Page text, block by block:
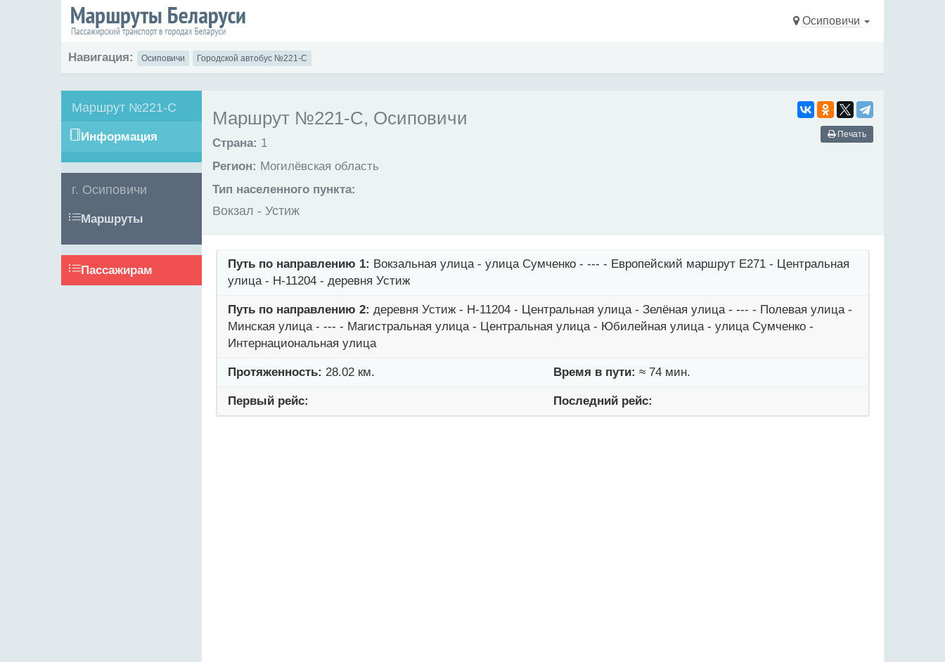
Осиповичи
Навигация: Осиповичи Городской автобус №221-С
Маршрут №221-С
Информация
г. Осиповичи
Маршруты
Пассажирам
Печать
Маршрут №221-С, Осиповичи
Страна: 1
Регион: Могилёвская область
Тип населенного пункта:
Вокзал - Устиж
Путь по направлению 1: Вокзальная улица - улица Сумченко - --- - Европейский маршрут Е271 - Центральная
улица - Н-11204 - деревня Устиж
Путь по направлению 2: деревня Устиж - Н-11204 - Центральная улица - Зелёная улица - --- - Полевая улица -
Минская улица - --- - Магистральная улица - Центральная улица - Юбилейная улица - улица Сумченко -
Интернациональная улица
Протяженность: 28.02 км. Время в пути: ≈ 74 мин.
Первый рейс: Последний рейс: